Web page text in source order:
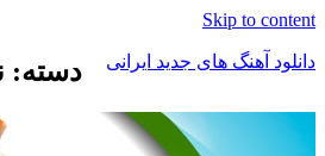
Skip to content
دانلود آهنگ های جدید ایرانی دسته: نوروز